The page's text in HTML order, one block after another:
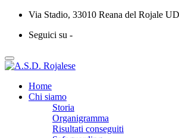
Via Stadio, 33010 Reana del Rojale UD
Seguici su -
Home
Chi siamo
Storia
Organigramma
Risultati conseguiti